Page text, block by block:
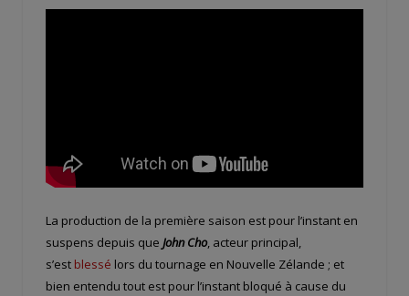
La production de la première saison est pour l’instant en
suspens depuis que John Cho, acteur principal,
s’est blessé lors du tournage en Nouvelle Zélande ; et
bien entendu tout est pour l’instant bloqué à cause du